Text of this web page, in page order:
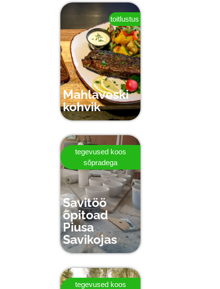
toitlustus
Mahlaveski
kohvik
tegevused koos
sõpradega
Savitöö
õpitoad
Piusa
Savikojas
tegevused koos